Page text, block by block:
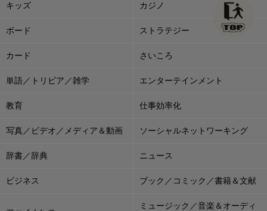
キッズ カジノ
ボード ストラテジー
カード さいころ
単語／トリビア／雑学 エンターテインメント
教育 仕事効率化
写真／ビデオ／メディア＆動画 ソーシャルネットワーキング
辞書／辞典 ニュース
ビジネス ブック／コミック／書籍＆文献
ミュージック／音楽＆オーディ